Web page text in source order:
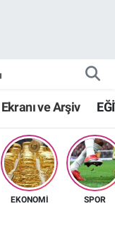
ve Arşiv
EKONOMİ SPOR